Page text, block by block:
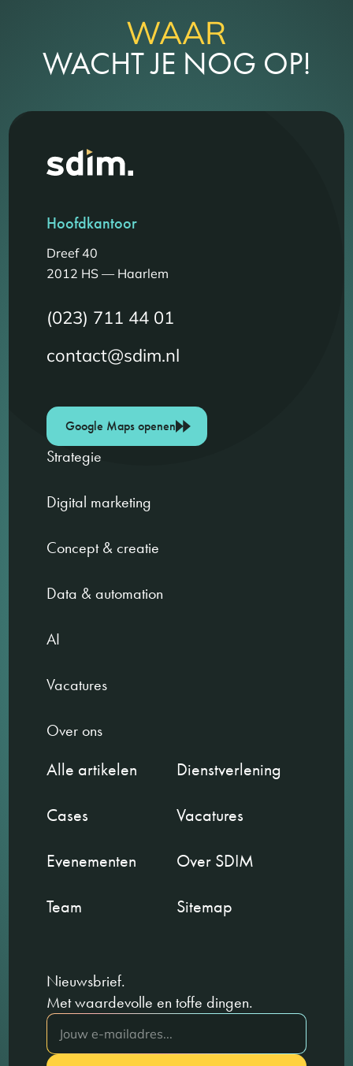
WAAR
WACHT JE NOG OP!
Hoofdkantoor
Dreef 40
2012 HS — Haarlem
(023) 711 44 01
contact@sdim.nl
Google Maps openen
Strategie
Digital marketing
Concept & creatie
Data & automation
AI
Vacatures
Over ons
Alle artikelen
Dienstverlening
Cases
Vacatures
Evenementen
Over SDIM
Team
Sitemap
Nieuwsbrief.
Met waardevolle en toffe dingen.